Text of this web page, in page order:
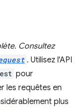
Consultez
. Utilisez l'API
pour
les requêtes en
plus